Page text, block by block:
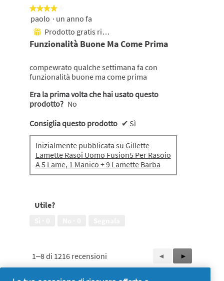
★★★★★
★★★★★
4
stelle.
paolo · un anno fa
⊞ Prodotto gratis ricevuto
Funzionalità Buone Ma Come Prima
compewrato qualche settimana fa con
funzionalità buone ma come prima
Era la prima volta che hai usato questo
prodotto? No
Consiglia questo prodotto ✔ Sì
Inizialmente pubblicata su Gillette
Lamette Rasoi Uomo Fusion5 Per Rasoio
A 5 Lame, 1 Manico + 9 Lamette Barba
Utile?
1–8 di 1216 recensioni
Precedente
Reviews
◄
Successiva
Reviews
►